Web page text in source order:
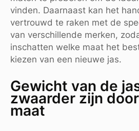
vinden. Daarnaast kan het
vertrouwd te raken met de
van verschillende merken,
inschatten welke maat het
kiezen van een nieuwe jas.
Gewicht van de
zwaarder zijn
maat